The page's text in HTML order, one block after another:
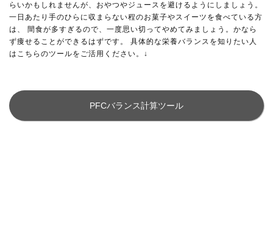
らいかもしれませんが、おやつやジュースを避けるようにしましょう。
一日あたり手のひらに収まらない程のお菓子やスイーツを食べている方
は、 間食が多すぎるので、一度思い切ってやめてみましょう。かなら
ず痩せることができるはずです。 具体的な栄養バランスを知りたい人
はこちらのツールをご活用ください。↓
PFCバランス計算ツール